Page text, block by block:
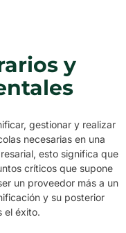
y
gestionar y realizar
necesarias en una
esto significa que
críticos que supone
un proveedor más a un
y su posterior
el éxito.